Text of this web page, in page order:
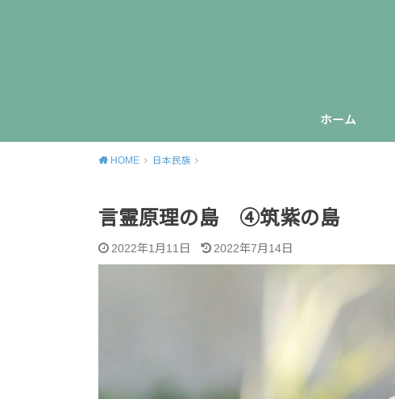
ホーム
HOME 日本民族
言霊原理の島 ④筑紫の島
2022年1月11日 2022年7月14日